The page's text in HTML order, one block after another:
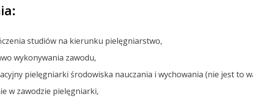
studiów na kierunku pielęgniarstwo,
wykonywania zawodu,
pielęgniarki środowiska nauczania i wychowania (nie jest to
w zawodzie pielęgniarki,